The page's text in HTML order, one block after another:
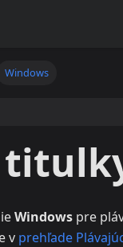
Windows
Windows pre
v prehľade